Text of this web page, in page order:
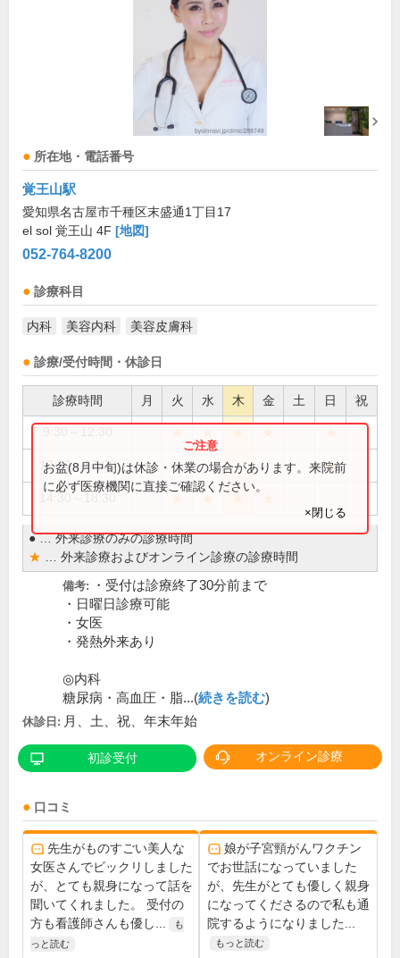
所在地・電話番号
覚王山駅
愛知県名古屋市千種区末盛通1丁目17
el sol 覚王山 4F [地図]
052-764-8200
診療科目
内科 美容内科 美容皮膚科
診療/受付時間・休診日
診療時間 月 火 水 木 金 土 日 祝
★ ★ ★ ★
13:30～17:00 ★
14:30～18:30 ★ ★ ★
● … 外来診療のみの診療時間
★ … 外来診療およびオンライン診療の診療時間
お盆(8月中旬)は休診・休業の場合があります。来院前
に必ず医療機関に直接ご確認ください。
×閉じる
備考:
・受付は診療終了30分前まで
・日曜日診療可能
・女医
・発熱外来あり
◎内科
糖尿病・高血圧・脂...(続きを読む)
休診日: 月、土、祝、年末年始
初診受付 オンライン診療
口コミ
先生がものすごい美人な
女医さんでビックリしました
が、とても親身になって話を
聞いてくれました。 受付の
方も看護師さんも優し...
も
っと読む
娘が子宮頸がんワクチン
でお世話になっていました
が、先生がとても優しく親身
になってくださるので私も通
院するようになりました...
もっと読む